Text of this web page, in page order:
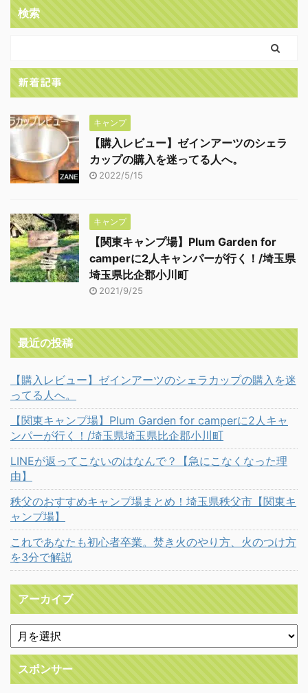
検索
新着記事
キャンプ
【購入レビュー】ゼインアーツのシェラ
カップの購入を迷ってる人へ。
2022/5/15
キャンプ
【関東キャンプ場】Plum Garden for
camperに2人キャンパーが行く！/埼玉県
埼玉県比企郡小川町
2021/9/25
最近の投稿
【購入レビュー】ゼインアーツのシェラカップの購入を迷
ってる人へ。
【関東キャンプ場】Plum Garden for camperに2人キャ
ンパーが行く！/埼玉県埼玉県比企郡小川町
LINEが返ってこないのはなんで？【急にこなくなった理
由】
秩父のおすすめキャンプ場まとめ！埼玉県秩父市【関東キ
ャンプ場】
これであなたも初心者卒業。焚き火のやり方、火のつけ方
を3分で解説
アーカイブ
スポンサー